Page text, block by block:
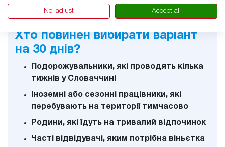
дорожніх зборів (EZNAMKA)
Хто повинен вибирати варіант
на 30 днів?
Подорожувальники, які проводять кілька
тижнів у Словаччині
Іноземні або сезонні працівники, які
перебувають на території тимчасово
Родини, які їдуть на тривалий відпочинок
Часті відвідувачі, яким потрібна віньєтка
No, adjust Accept all